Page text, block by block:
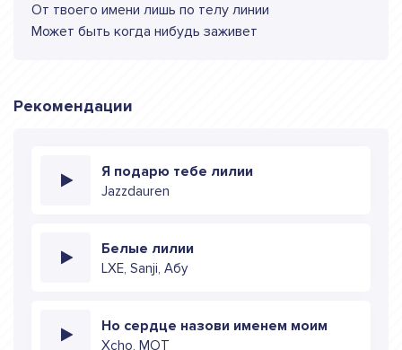
От твоего имени лишь по телу линии
Может быть когда нибудь заживет
Рекомендации
Я подарю тебе лилии
Jazzdauren
Белые лилии
LXE, Sanji, Абу
Но сердце назови именем моим
Xcho, МОТ